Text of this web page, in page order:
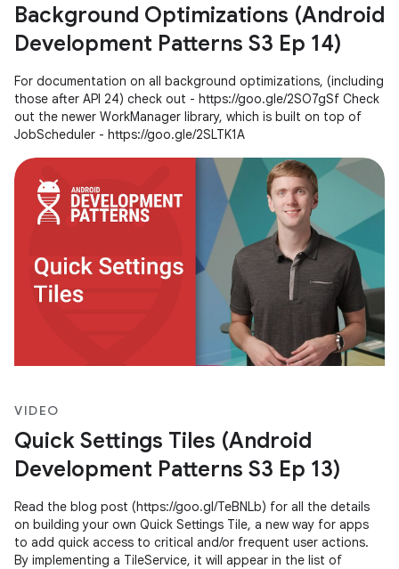
Background Optimizations (Android
Development Patterns S3 Ep 14)
For documentation on all background optimizations, (including
those after API 24) check out - https://goo.gle/2SO7gSf Check
out the newer WorkManager library, which is built on top of
JobScheduler - https://goo.gle/2SLTK1A
VIDEO
Quick Settings Tiles (Android
Development Patterns S3 Ep 13)
Read the blog post (https://goo.gl/TeBNLb) for all the details
on building your own Quick Settings Tile, a new way for apps
to add quick access to critical and/or frequent user actions.
By implementing a TileService, it will appear in the list of